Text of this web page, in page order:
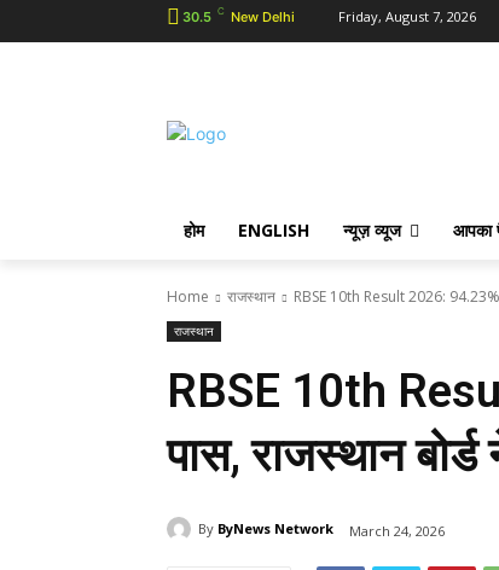
30.5 C New Delhi Friday, August 7, 2026
होम ENGLISH न्यूज़ व्यूज आपका
Home राजस्थान RBSE 10th Result 2026: 94.23%
राजस्थान
RBSE 10th
पास, राजस्थान
By ByNews Network March 24, 2026